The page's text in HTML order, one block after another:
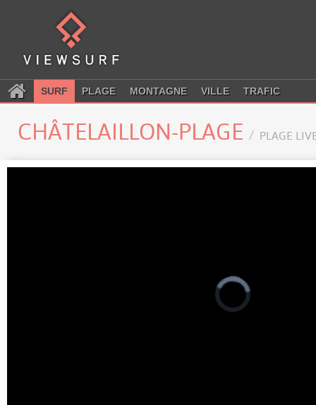
SURF PLAGE MONTAGNE VILLE TRAFIC
CHÂTELAILLON-PLAGE PLAGE